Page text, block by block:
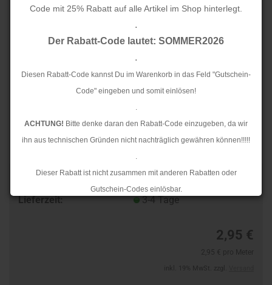
Code mit 25% Rabatt auf alle Artikel im Shop hinterlegt.
.
Der Rabatt-Code lautet: SOMMER2026
.
Diesen Rabatt-Code kannst Du im Warenkorb in das Feld "Gutschein-
Code" eingeben und somit einlösen!
.
ACHTUNG! Bitte denke daran den Rabatt-Code einzugeben, da wir
ihn aus technischen Gründen nicht nachträglich gewähren können!!!!!
.
Dieser Rabatt ist nicht zusammen mit anderen Rabatten oder
Gutschein-Codes einlösbar.
.
Rückstaus kann es jedoch zu längeren Lieferzeiten kommen.
Lieferzeit:
3-4 Tage
2,95 €